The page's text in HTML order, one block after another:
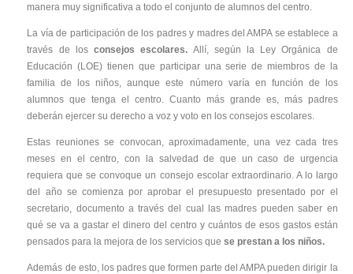
manera muy significativa a todo el conjunto de alumnos del centro.
La vía de participación de los padres y madres del AMPA se establece a
través de losconsejos escolares. Allí, según la Ley Orgánica de
Educación (LOE) tienen que participar una serie de miembros de la
familia de los niños, aunque este número varía en función de los
alumnos que tenga el centro. Cuanto más grande es, más padres
deberán ejercer su derecho a voz y voto en los consejos escolares.
Estas reuniones se convocan, aproximadamente, una vez cada tres
meses en el centro, con la salvedad de que un caso de urgencia
requiera que se convoque un consejo escolar extraordinario. A lo largo
del año se comienza por aprobar el presupuesto presentado por el
secretario, documento a través del cual las madres pueden saber en
qué se va a gastar el dinero del centro y cuántos de esos gastos están
pensados para la mejora de los servicios que se prestan a los niños.
Además de esto, los padres que formen parte del AMPA pueden dirigir la